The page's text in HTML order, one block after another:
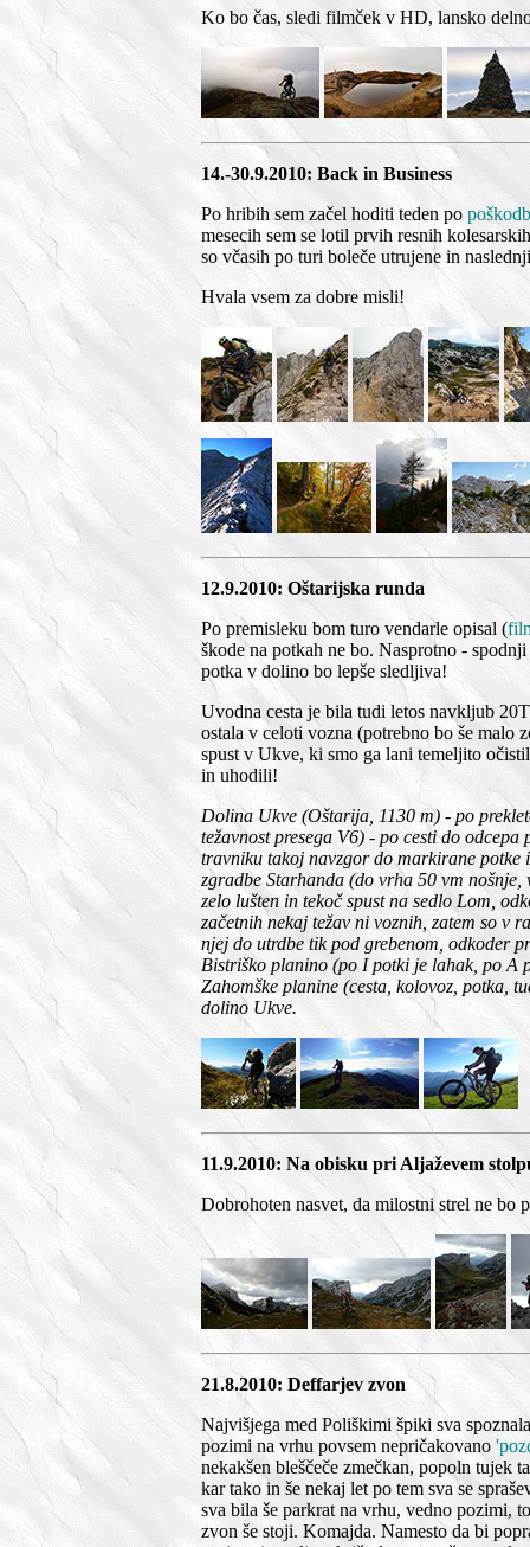
Ko bo čas, sledi filmček v HD, lansko
14.-30.9.2010: Back in Business
Po hribih sem začel hoditi teden po
mesecih sem se lotil prvih resnih
so včasih po turi boleče utrujene in
Hvala vsem za dobre misli!
12.9.2010: Oštarijska runda
Po premisleku bom turo vendarle opisal (
škode na potkah ne bo. Nasprotno -
potka v dolino bo lepše sledljiva!
Uvodna cesta je bila tudi letos navkljub
ostala v celoti vozna (potrebno bo še malo
spust v Ukve, ki smo ga lani temeljito
in uhodili!
Dolina Ukve (Oštarija, 1130 m) - po
težavnost presega V6) - po cesti do
travniku takoj navzgor do markirane potke
zgradbe Starhanda (do vrha 50 vm
zelo lušten in tekoč spust na sedlo Lom,
začetnih nekaj težav ni voznih, zatem so
njej do utrdbe tik pod grebenom, odkoder
Bistriško planino (po I potki je lahak, po A
Zahomške planine (cesta, kolovoz, potka,
dolino Ukve.
11.9.2010: Na obisku pri Aljaževem
Dobrohoten nasvet, da milostni strel ne bo
21.8.2010: Deffarjev zvon
Najvišjega med Poliškimi špiki sva
pozimi na vrhu povsem nepričakovano
nekakšen bleščeče zmečkan, popoln tujek
kar tako in še nekaj let po tem sva se
sva bila še parkrat na vrhu, vedno pozimi,
zvon še stoji. Komajda. Namesto da bi